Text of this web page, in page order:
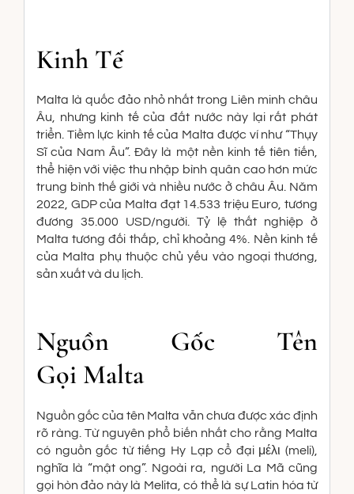
Kinh Tế
Malta là quốc đảo nhỏ nhất trong Liên minh châu
Âu, nhưng kinh tế của đất nước này lại rất phát
triển. Tiềm lực kinh tế của Malta được ví như “Thụy
Sĩ của Nam Âu”. Đây là một nền kinh tế tiên tiến,
thể hiện với việc thu nhập bình quân cao hơn mức
trung bình thế giới và nhiều nước ở châu Âu. Năm
2022, GDP của Malta đạt 14.533 triệu Euro, tương
đương 35.000 USD/người. Tỷ lệ thất nghiệp ở
Malta tương đối thấp, chỉ khoảng 4%. Nền kinh tế
của Malta phụ thuộc chủ yếu vào ngoại thương,
sản xuất và du lịch.
Nguồn Gốc Tên
Gọi Malta
Nguồn gốc của tên Malta vẫn chưa được xác định
rõ ràng. Từ nguyên phổ biến nhất cho rằng Malta
có nguồn gốc từ tiếng Hy Lạp cổ đại μέλι (meli),
nghĩa là “mật ong”. Ngoài ra, người La Mã cũng
gọi hòn đảo này là Melita, có thể là sự Latin hóa từ